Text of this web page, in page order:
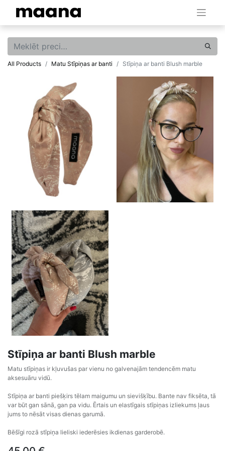
All Products Matu Stīpiņas ar banti Stīpiņa ar banti Blush marble
Stīpiņa ar banti Blush marble
Matu stīpiņas ir kļuvušas par vienu no galvenajām tendencēm matu
aksesuāru vidū.
Stīpiņa ar banti piešķirs tēlam maigumu un sievišķību. Bante nav fiksēta, tā
var būt gan sānā, gan pa vidu. Ērtais un elastīgais stīpiņas izliekums ļaus
jums to nēsāt visas dienas garumā.
Bēšīgi rozā stīpiņa lieliski iederēsies ikdienas garderobē.